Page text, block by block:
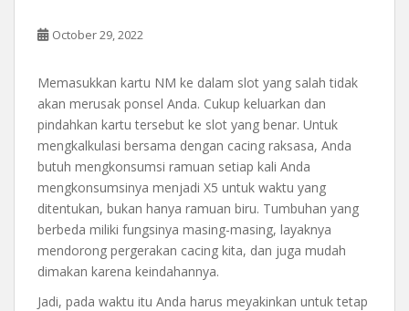
October 29, 2022
Memasukkan kartu NM ke dalam slot yang salah tidak
akan merusak ponsel Anda. Cukup keluarkan dan
pindahkan kartu tersebut ke slot yang benar. Untuk
mengkalkulasi bersama dengan cacing raksasa, Anda
butuh mengkonsumsi ramuan setiap kali Anda
mengkonsumsinya menjadi X5 untuk waktu yang
ditentukan, bukan hanya ramuan biru. Tumbuhan yang
berbeda miliki fungsinya masing-masing, layaknya
mendorong pergerakan cacing kita, dan juga mudah
dimakan karena keindahannya.
Jadi, pada waktu itu Anda harus meyakinkan untuk tetap